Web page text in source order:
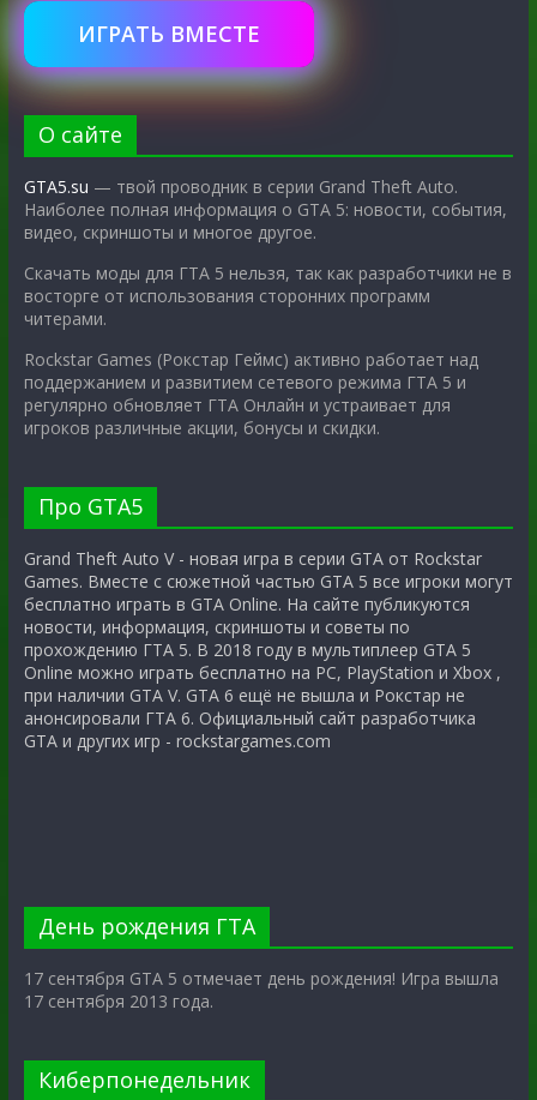
ИГРАТЬ ВМЕСТЕ
О сайте
GTA5.su — твой проводник в серии Grand Theft Auto.
Наиболее полная информация о GTA 5: новости, события,
видео, скриншоты и многое другое.
Скачать моды для ГТА 5 нельзя, так как разработчики не в
восторге от использования сторонних программ
читерами.
Rockstar Games (Рокстар Геймс) активно работает над
поддержанием и развитием сетевого режима ГТА 5 и
регулярно обновляет ГТА Онлайн и устраивает для
игроков различные акции, бонусы и скидки.
Про GTA5
Grand Theft Auto V - новая игра в серии GTA от Rockstar
Games. Вместе с сюжетной частью GTA 5 все игроки могут
бесплатно играть в GTA Online. На сайте публикуются
новости, информация, скриншоты и советы по
прохождению ГТА 5. В 2018 году в мультиплеер GTA 5
Online можно играть бесплатно на PC, PlayStation и Xbox ,
при наличии GTA V. GTA 6 ещё не вышла и Рокстар не
анонсировали ГТА 6. Официальный сайт разработчика
GTA и других игр - rockstargames.com
День рождения ГТА
17 сентября GTA 5 отмечает день рождения! Игра вышла
17 сентября 2013 года.
Киберпонедельник